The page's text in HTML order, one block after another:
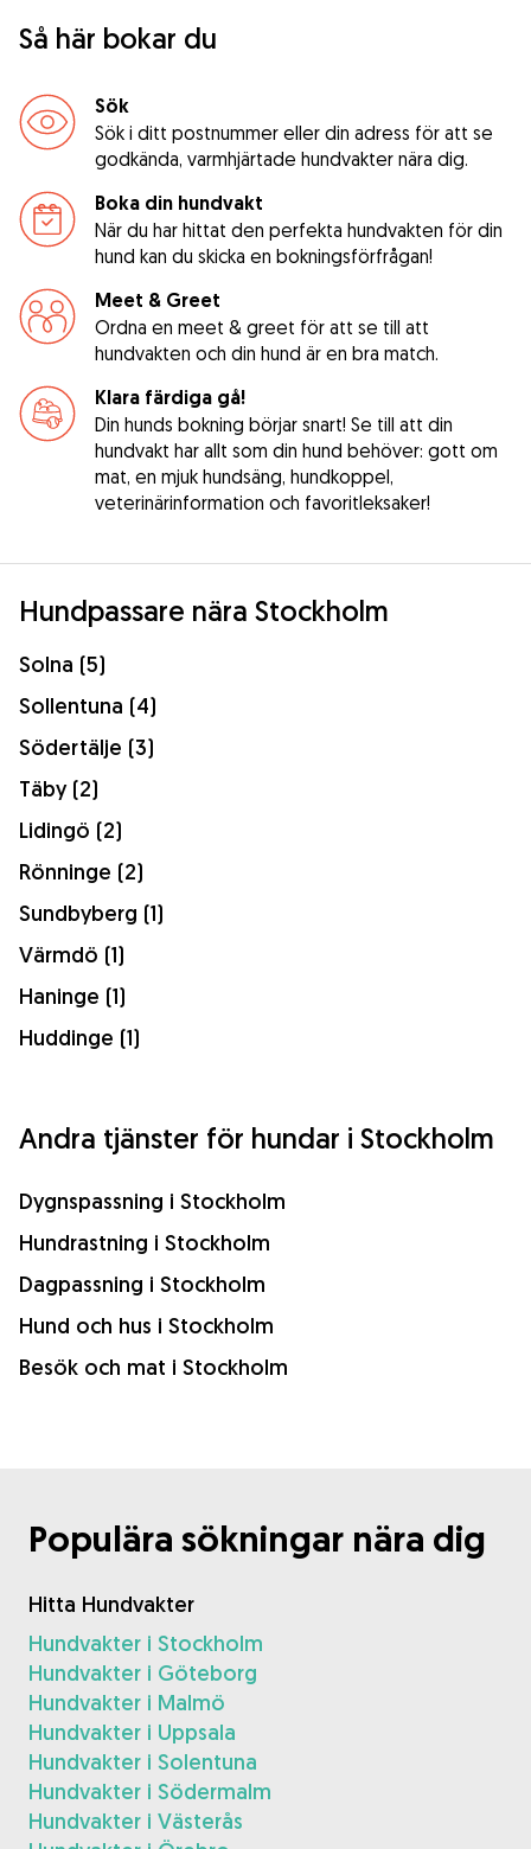
Så här bokar du
Sök
Sök i ditt postnummer eller din adress för att se
godkända, varmhjärtade hundvakter nära dig.
Boka din hundvakt
När du har hittat den perfekta hundvakten för din
hund kan du skicka en bokningsförfrågan!
Meet & Greet
Ordna en meet & greet för att se till att
hundvakten och din hund är en bra match.
Klara färdiga gå!
Din hunds bokning börjar snart! Se till att din
hundvakt har allt som din hund behöver: gott om
mat, en mjuk hundsäng, hundkoppel,
veterinärinformation och favoritleksaker!
Hundpassare nära Stockholm
Solna (5)
Sollentuna (4)
Södertälje (3)
Täby (2)
Lidingö (2)
Rönninge (2)
Sundbyberg (1)
Värmdö (1)
Haninge (1)
Huddinge (1)
Andra tjänster för hundar i Stockholm
Dygnspassning i Stockholm
Hundrastning i Stockholm
Dagpassning i Stockholm
Hund och hus i Stockholm
Besök och mat i Stockholm
Populära sökningar nära dig
Hitta Hundvakter
Hundvakter i Stockholm
Hundvakter i Göteborg
Hundvakter i Malmö
Hundvakter i Uppsala
Hundvakter i Solentuna
Hundvakter i Södermalm
Hundvakter i Västerås